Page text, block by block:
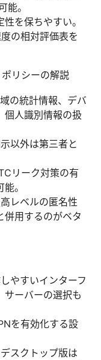
能。
を保ちやすい。
の相対評価表を
リシーの解説
の統計情報、デバ
個人識別情報の扱
以外は第三者と
リーク対策の有
。
レベルの匿名性
併用するのがベタ
やすいインターフ
サーバーの選択も
を有効化する設
スクトップ版は